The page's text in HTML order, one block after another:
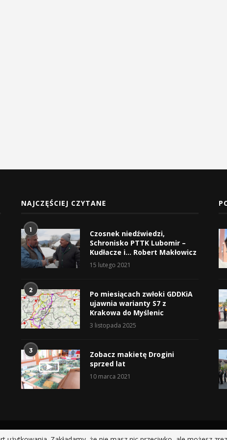
NAJCZĘŚCIEJ CZYTANE
1
Czosnek niedźwiedzi,
Schronisko PTTK Lubomir –
Kudłacze i… Robert Makłowicz
15 lutego 2021
2
Po miesiącach zwłoki GDDKiA
ujawnia warianty S7 z
Krakowa do Myślenic
3 listopada 2025
3
Zobacz makietę Drogini
sprzed lat
10 marca 2021
@2019 - All Right Reserved.